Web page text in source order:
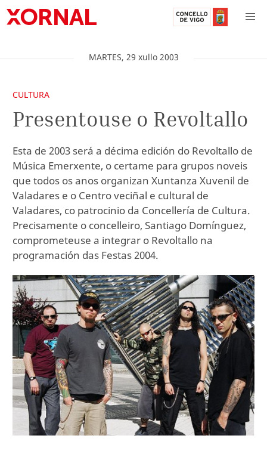
MARTES, 29 xullo 2003
CULTURA
Presentouse o Revoltallo
Esta de 2003 será a décima edición do Revoltallo de
Música Emerxente, o certame para grupos noveis
que todos os anos organizan Xuntanza Xuvenil de
Valadares e o Centro veciñal e cultural de
Valadares, co patrocinio da Concellería de Cultura.
Precisamente o concelleiro, Santiago Domínguez,
comprometeuse a integrar o Revoltallo na
programación das Festas 2004.